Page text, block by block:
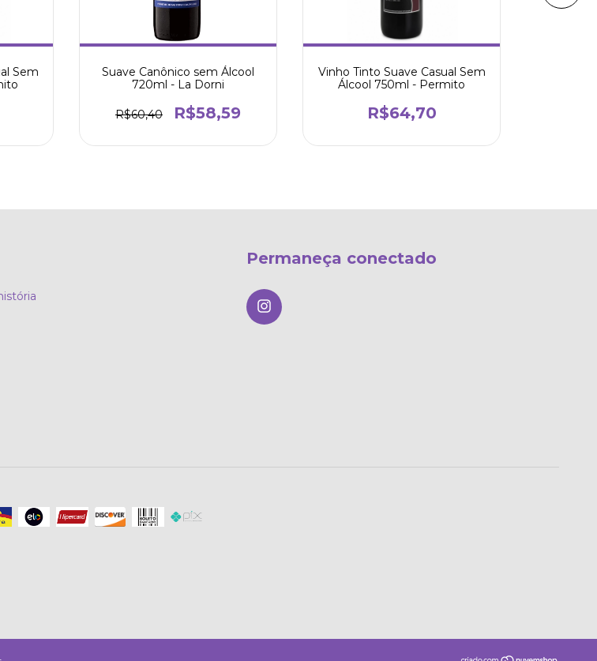
Sem
Suave Canônico sem Álcool
720ml - La Dorni
R$60,40 R$58,59
Vinho Tinto Suave Casual Sem
Álcool 750ml - Permito
R$64,70
Permaneça conectado